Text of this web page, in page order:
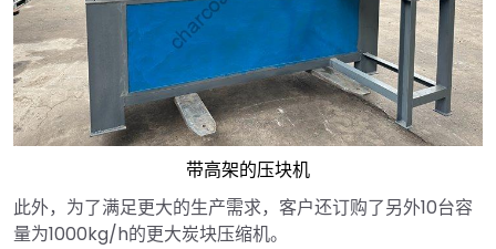
带高架的压块机
此外，为了满足更大的生产需求，客户还订购了另外10台容
量为1000kg/h的更大炭块压缩机。